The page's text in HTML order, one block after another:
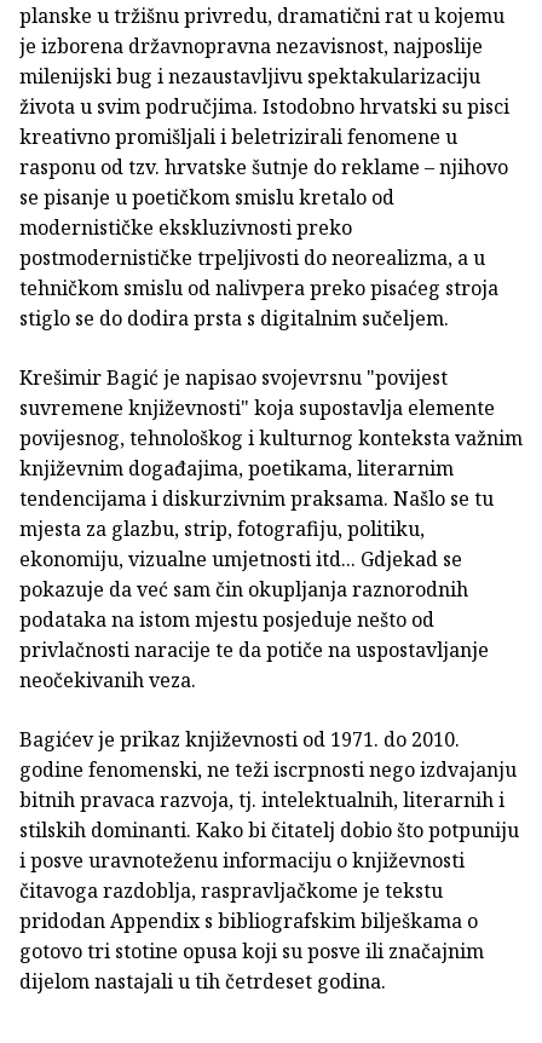
planske u tržišnu privredu, dramatični rat u kojemu
je izborena državnopravna nezavisnost, najposlije
milenijski bug i nezaustavljivu spektakularizaciju
života u svim područjima. Istodobno hrvatski su pisci
kreativno promišljali i beletrizirali fenomene u
rasponu od tzv. hrvatske šutnje do reklame – njihovo
se pisanje u poetičkom smislu kretalo od
modernističke ekskluzivnosti preko
postmodernističke trpeljivosti do neorealizma, a u
tehničkom smislu od nalivpera preko pisaćeg stroja
stiglo se do dodira prsta s digitalnim sučeljem.
Krešimir Bagić je napisao svojevrsnu "povijest
suvremene književnosti" koja supostavlja elemente
povijesnog, tehnološkog i kulturnog konteksta važnim
književnim događajima, poetikama, literarnim
tendencijama i diskurzivnim praksama. Našlo se tu
mjesta za glazbu, strip, fotografiju, politiku,
ekonomiju, vizualne umjetnosti itd... Gdjekad se
pokazuje da već sam čin okupljanja raznorodnih
podataka na istom mjestu posjeduje nešto od
privlačnosti naracije te da potiče na uspostavljanje
neočekivanih veza.
Bagićev je prikaz književnosti od 1971. do 2010.
godine fenomenski, ne teži iscrpnosti nego izdvajanju
bitnih pravaca razvoja, tj. intelektualnih, literarnih i
stilskih dominanti. Kako bi čitatelj dobio što potpuniju
i posve uravnoteženu informaciju o književnosti
čitavoga razdoblja, raspravljačkome je tekstu
pridodan Appendix s bibliografskim bilješkama o
gotovo tri stotine opusa koji su posve ili značajnim
dijelom nastajali u tih četrdeset godina.